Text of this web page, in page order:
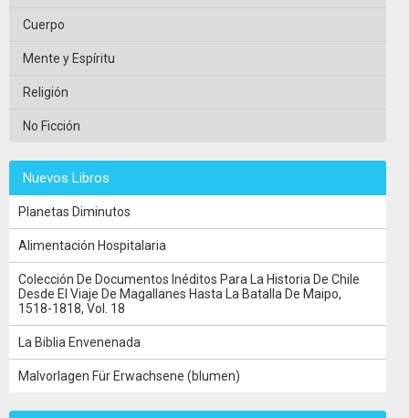
Cuerpo
Mente y Espíritu
Religión
No Ficción
Nuevos Libros
Planetas Diminutos
Alimentación Hospitalaria
Colección De Documentos Inéditos Para La Historia De Chile
Desde El Viaje De Magallanes Hasta La Batalla De Maipo,
1518-1818, Vol. 18
La Biblia Envenenada
Malvorlagen Für Erwachsene (blumen)